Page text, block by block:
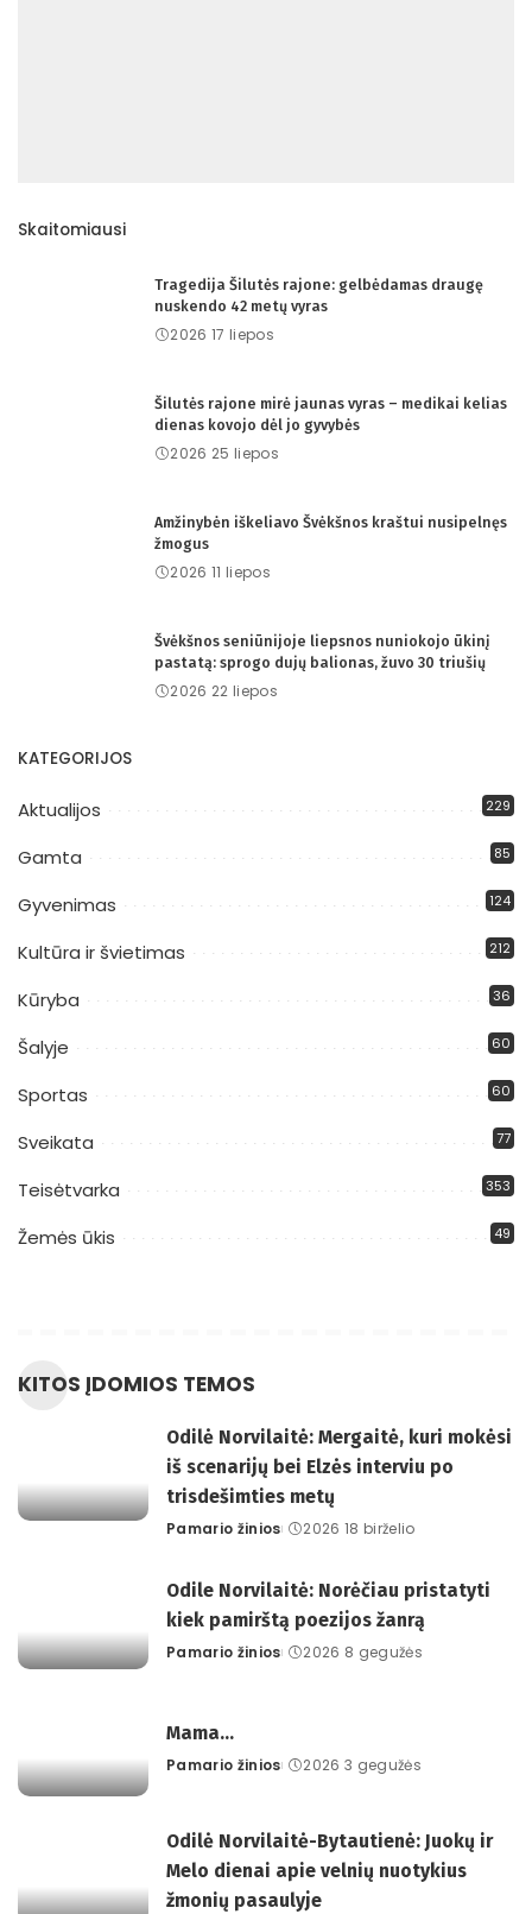
Skaitomiausi
Tragedija Šilutės rajone: gelbėdamas draugę
nuskendo 42 metų vyras
2026 17 liepos
Šilutės rajone mirė jaunas vyras – medikai kelias
dienas kovojo dėl jo gyvybės
2026 25 liepos
Amžinybėn iškeliavo Švėkšnos kraštui nusipelnęs
žmogus
2026 11 liepos
Švėkšnos seniūnijoje liepsnos nuniokojo ūkinį
pastatą: sprogo dujų balionas, žuvo 30 triušių
2026 22 liepos
KATEGORIJOS
Aktualijos 229
Gamta 85
Gyvenimas 124
Kultūra ir švietimas 212
Kūryba 36
Šalyje 60
Sportas 60
Sveikata 77
Teisėtvarka 353
Žemės ūkis 49
KITOS ĮDOMIOS TEMOS
Odilė Norvilaitė: Mergaitė, kuri mokėsi
iš scenarijų bei Elzės interviu po
trisdešimties metų
Posted
Pamario žinios 2026 18 birželio
Odile Norvilaitė: Norėčiau pristatyti
kiek pamirštą poezijos žanrą
Posted
Pamario žinios 2026 8 gegužės
Mama…
Posted
Pamario žinios 2026 3 gegužės
Odilė Norvilaitė-Bytautienė: Juokų ir
Melo dienai apie velnių nuotykius
žmonių pasaulyje